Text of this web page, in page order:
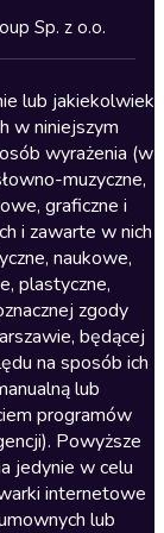
Sp. z o.o.
lub jakiekolwiek
w niniejszym
wyrażenia (w
muzyczne,
graficzne i
i zawarte w nich
naukowe,
plastyczne,
zgody
będącej
na sposób ich
lub
programów
Powyższe
jedynie w celu
internetowe
lub